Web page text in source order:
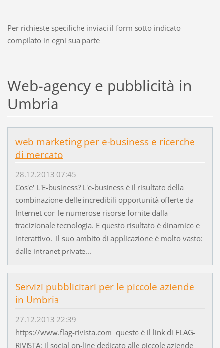
Per richieste specifiche inviaci il form sotto indicato
compilato in ogni sua parte
Web-agency e pubblicità in
Umbria
web marketing per e-business e ricerche
di mercato
28.12.2013 07:45
Cos'e' L'E-business? L'e-business è il risultato della
combinazione delle incredibili opportunità offerte da
Internet con le numerose risorse fornite dalla
tradizionale tecnologia. E questo risultato è dinamico e
interattivo. Il suo ambito di applicazione è molto vasto:
dalle intranet private...
Servizi pubblicitari per le piccole aziende
in Umbria
27.12.2013 22:39
https://www.flag-rivista.com questo è il link di FLAG-
RIVISTA; il social on-line dedicato alle piccole aziende